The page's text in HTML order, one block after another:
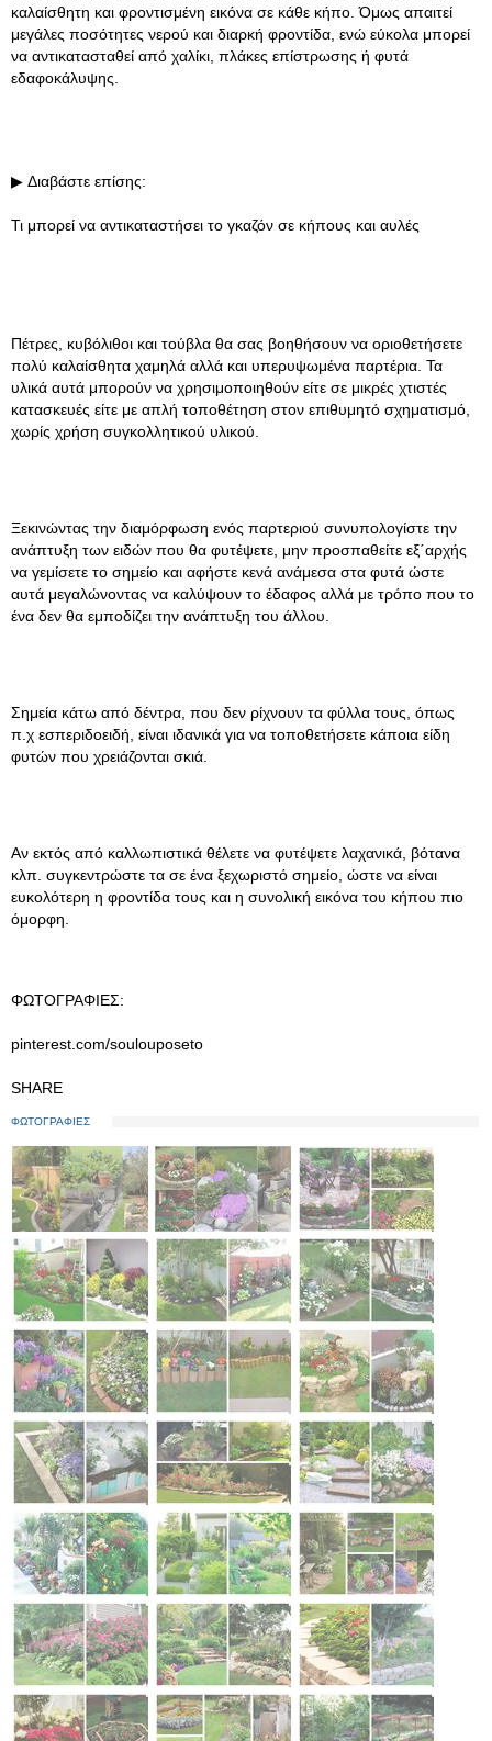
καλαίσθητη και φροντισμένη εικόνα σε κάθε κήπο. Όμως απαιτεί
μεγάλες ποσότητες νερού και διαρκή φροντίδα, ενώ εύκολα μπορεί
να αντικατασταθεί από χαλίκι, πλάκες επίστρωσης ή φυτά
εδαφοκάλυψης.
▶ Διαβάστε επίσης:
Τι μπορεί να αντικαταστήσει το γκαζόν σε κήπους και αυλές
Πέτρες, κυβόλιθοι και τούβλα θα σας βοηθήσουν να οριοθετήσετε
πολύ καλαίσθητα χαμηλά αλλά και υπερυψωμένα παρτέρια. Τα
υλικά αυτά μπορούν να χρησιμοποιηθούν είτε σε μικρές χτιστές
κατασκευές είτε με απλή τοποθέτηση στον επιθυμητό σχηματισμό,
χωρίς χρήση συγκολλητικού υλικού.
Ξεκινώντας την διαμόρφωση ενός παρτεριού συνυπολογίστε την
ανάπτυξη των ειδών που θα φυτέψετε, μην προσπαθείτε εξ΄αρχής
να γεμίσετε το σημείο και αφήστε κενά ανάμεσα στα φυτά ώστε
αυτά μεγαλώνοντας να καλύψουν το έδαφος αλλά με τρόπο που το
ένα δεν θα εμποδίζει την ανάπτυξη του άλλου.
Σημεία κάτω από δέντρα, που δεν ρίχνουν τα φύλλα τους, όπως
π.χ εσπεριδοειδή, είναι ιδανικά για να τοποθετήσετε κάποια είδη
φυτών που χρειάζονται σκιά.
Αν εκτός από καλλωπιστικά θέλετε να φυτέψετε λαχανικά, βότανα
κλπ. συγκεντρώστε τα σε ένα ξεχωριστό σημείο, ώστε να είναι
ευκολότερη η φροντίδα τους και η συνολική εικόνα του κήπου πιο
όμορφη.
ΦΩΤΟΓΡΑΦΙΕΣ:
pinterest.com/soulouposeto
SHARE
ΦΩΤΟΓΡΑΦΙΕΣ